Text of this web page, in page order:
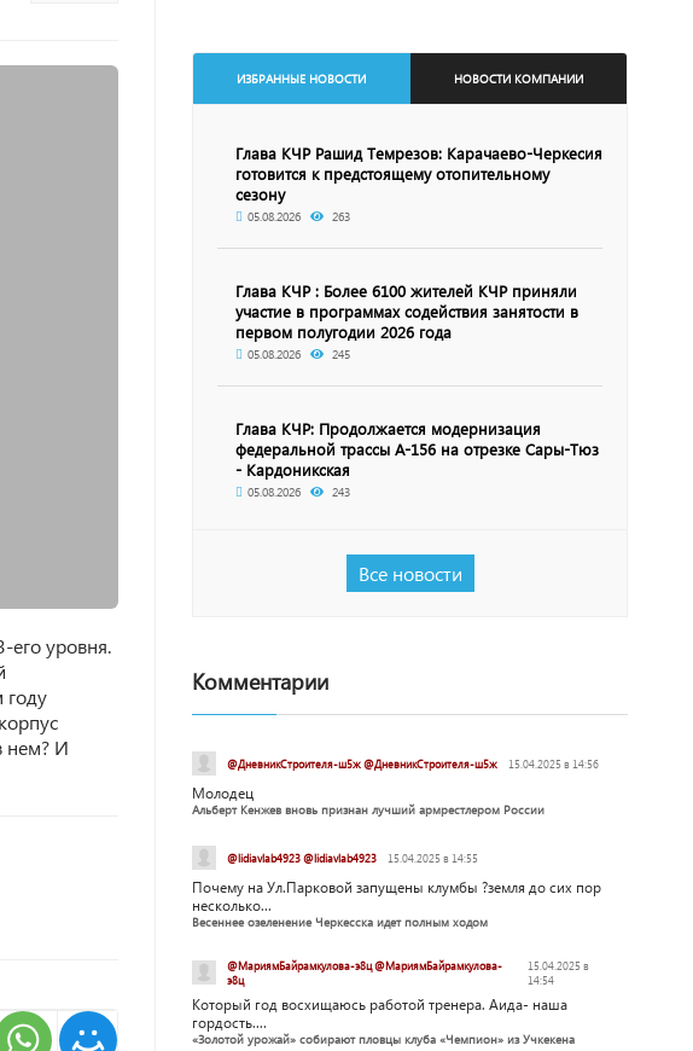
его уровня.
году
нем? И
ИЗБРАННЫЕ НОВОСТИ НОВОСТИ КОМПАНИИ
Глава КЧР Рашид Темрезов: Карачаево-Черкесия
готовится к предстоящему отопительному
сезону
05.08.2026 263
Глава КЧР : Более 6100 жителей КЧР приняли
участие в программах содействия занятости в
первом полугодии 2026 года
05.08.2026 245
Глава КЧР: Продолжается модернизация
федеральной трассы А-156 на отрезке Сары-Тюз
- Кардоникская
05.08.2026 243
Все новости
Комментарии
@ДневникСтроителя-ш5ж @ДневникСтроителя-ш5ж 15.04.2025 в 14:56
Молодец
Альберт Кенжев вновь признан лучший армрестлером России
@lidiavlab4923 @lidiavlab4923 15.04.2025 в 14:55
Почему на Ул.Парковой запущены клумбы ?земля до сих пор
несколько...
Весеннее озеленение Черкесска идет полным ходом
@МариямБайрамкулова-э8ц @МариямБайрамкулова-
э8ц
15.04.2025 в
14:54
Который год восхищаюсь работой тренера. Аида- наша
гордость....
«Золотой урожай» собирают пловцы клуба «Чемпион» из Учкекена